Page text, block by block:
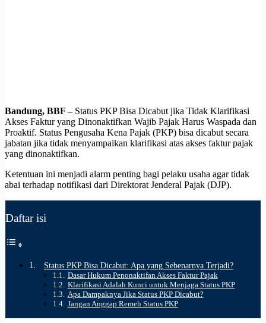
Bandung, BBF – Status PKP Bisa Dicabut jika Tidak Klarifikasi
Akses Faktur yang Dinonaktifkan Wajib Pajak Harus Waspada dan
Proaktif. Status Pengusaha Kena Pajak (PKP) bisa dicabut secara
jabatan jika tidak menyampaikan klarifikasi atas akses faktur pajak
yang dinonaktifkan.
Ketentuan ini menjadi alarm penting bagi pelaku usaha agar tidak
abai terhadap notifikasi dari Direktorat Jenderal Pajak (DJP).
Daftar isi
Status PKP Bisa Dicabut: Apa yang Sebenarnya Terjadi?
Dasar Hukum Penonaktifan Akses Faktur Pajak
Klarifikasi Adalah Kunci untuk Menjaga Status PKP
Apa Dampaknya Jika Status PKP Dicabut?
Jangan Anggap Remeh Status PKP